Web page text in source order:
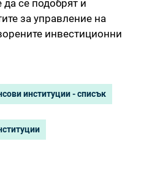
се подобрят и
за управление на
инвестиционни
институции - списък